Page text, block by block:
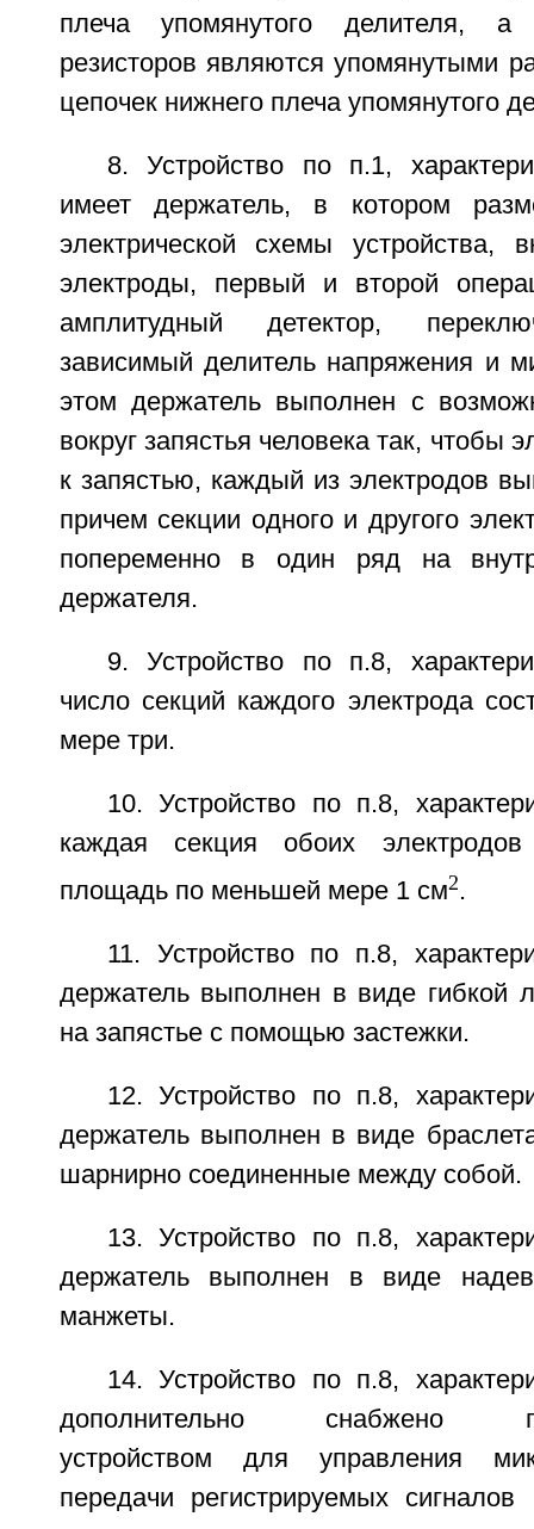
плеча упомянутого делителя,
резисторов являются упомянутыми
цепочек нижнего плеча упомянутого
8. Устройство по п.1,
имеет держатель, в котором
электрической схемы устройства,
электроды, первый и второй
амплитудный детектор,
зависимый делитель напряжения и
этом держатель выполнен с
вокруг запястья человека так, чтобы
к запястью, каждый из электродов
причем секции одного и другого
попеременно в один ряд на
держателя.
9. Устройство по п.8,
число секций каждого электрода
мере три.
10. Устройство по п.8,
каждая секция обоих
площадь по меньшей мере 1 см2.
11. Устройство по п.8,
держатель выполнен в виде гибкой
на запястье с помощью застежки.
12. Устройство по п.8,
держатель выполнен в виде
шарнирно соединенные между собой.
13. Устройство по п.8,
держатель выполнен в виде
манжеты.
14. Устройство по п.8,
дополнительно снабжено
устройством для управления
передачи регистрируемых